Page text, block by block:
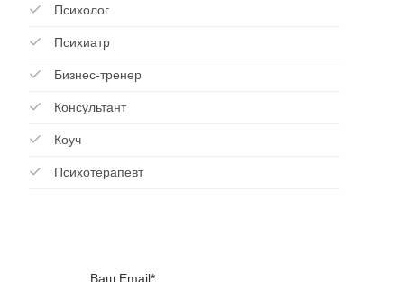
Психолог
Психиатр
Бизнес-тренер
Консультант
Коуч
Психотерапевт